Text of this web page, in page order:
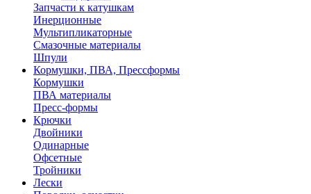
Запчасти к катушкам
Инерционные
Мультипликаторные
Смазочные материалы
Шпули
Кормушки, ПВА, Прессформы
Кормушки
ПВА материалы
Пресс-формы
Крючки
Двойники
Одинарные
Офсетные
Тройники
Лески